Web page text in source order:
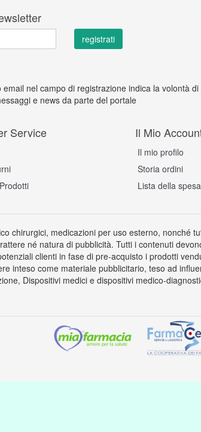
nel campo di registrazione indica la volontà di
e news da parte del portale
Service Il Mio
Il mio profilo
Storia ordini
Lista della spesa
chirurgici, medicazioni per uso esterno, nonché
né natura di pubblicità. Tutti i contenuti
clienti in fase di pre-acquisto i prodotti
inteso come materiale pubblicitario, teso ad
Dispositivi medici e dispositivi medico-